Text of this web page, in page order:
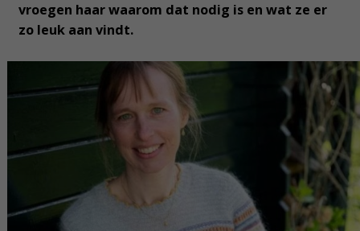
vroegen haar waarom dat nodig is en wat ze er
zo leuk aan vindt.